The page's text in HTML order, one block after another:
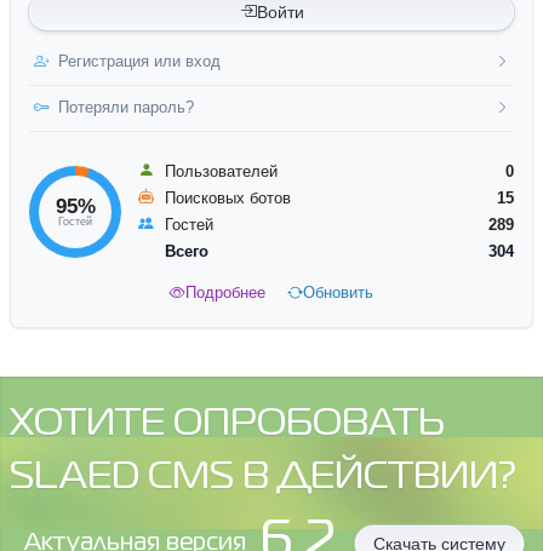
Войти
Регистрация или вход
Потеряли пароль?
95%
Гостей
Пользователей
0
Поисковых ботов
15
Гостей
289
Всего
304
Подробнее Обновить
ХОТИТЕ ОПРОБОВАТЬ
SLAED CMS В ДЕЙСТВИИ?
Aктуальная версия Скачать систему